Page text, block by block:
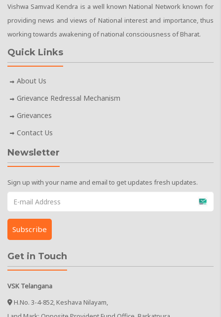
Vishwa Samvad Kendra is a well known National Network known for
providing news and views of National interest and importance, thus
working towards awakening of national consciousness of Bharat.
Quick Links
About Us
Grievance Redressal Mechanism
Grievances
Contact Us
Newsletter
Sign up with your name and email to get updates fresh updates.
Get in Touch
VSK Telangana
H.No. 3-4-852, Keshava Nilayam,